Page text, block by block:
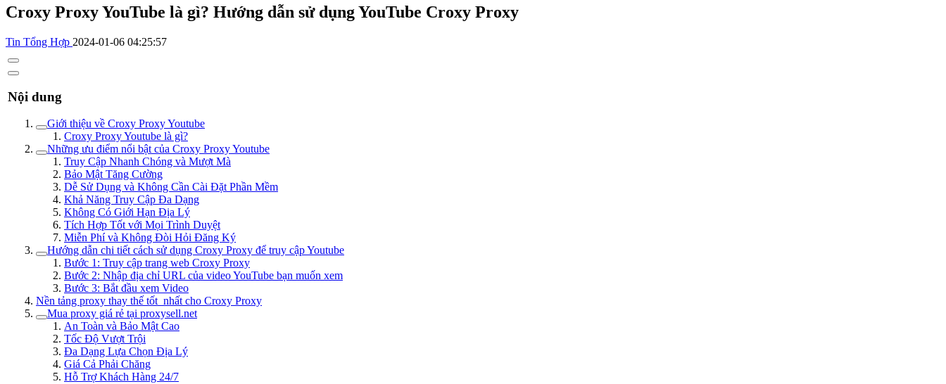
Croxy Proxy YouTube là gì? Hướng dẫn sử dụng YouTube Croxy Proxy
Tin Tổng Hợp 2024-01-06 04:25:57
Nội dung
Giới thiệu về Croxy Proxy Youtube
Croxy Proxy Youtube là gì?
Những ưu điểm nổi bật của Croxy Proxy Youtube
Truy Cập Nhanh Chóng và Mượt Mà
Bảo Mật Tăng Cường
Dễ Sử Dụng và Không Cần Cài Đặt Phần Mềm
Khả Năng Truy Cập Đa Dạng
Không Có Giới Hạn Địa Lý
Tích Hợp Tốt với Mọi Trình Duyệt
Miễn Phí và Không Đòi Hỏi Đăng Ký
Hướng dẫn chi tiết cách sử dụng Croxy Proxy để truy cập Youtube
Bước 1: Truy cập trang web Croxy Proxy
Bước 2: Nhập địa chỉ URL của video YouTube bạn muốn xem
Bước 3: Bắt đầu xem Video
Nền tảng proxy thay thế tốt nhất cho Croxy Proxy
Mua proxy giá rẻ tại proxysell.net
An Toàn và Bảo Mật Cao
Tốc Độ Vượt Trội
Đa Dạng Lựa Chọn Địa Lý
Giá Cả Phải Chăng
Hỗ Trợ Khách Hàng 24/7